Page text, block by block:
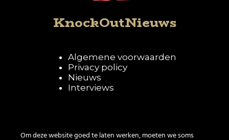
KnockOutNieuws
Algemene voorwaarden
Privacy policy
Nieuws
Interviews
Om deze website goed te laten werken, moeten we soms